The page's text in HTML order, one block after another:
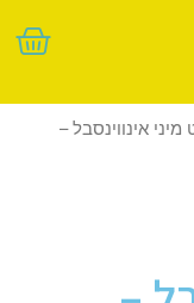
מיני אינווינסבל –